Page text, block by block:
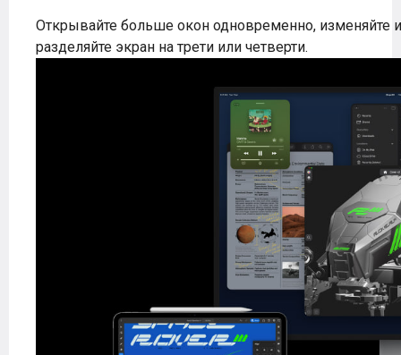
Открывайте больше окон одновременно, изменяйте
разделяйте экран на трети или четверти.